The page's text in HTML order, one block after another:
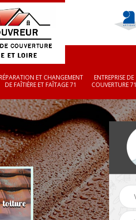
ET CHANGEMENT
DE FAÎTIÈRE ET FAÎTAGE 71
ENTREPRISE DE
COUVERTURE 71
toiture Couvreur zingueur 71